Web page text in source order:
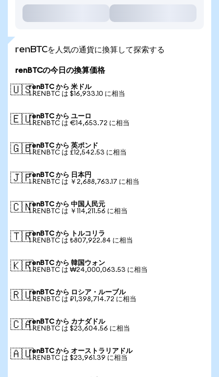
renBTCを人気の通貨に換算して探索する
renBTCの今日の換算価格
🇺🇸renBTC から 米ドル
1 RENBTC は $16,933.10 に相当
🇪🇺renBTC から ユーロ
1 RENBTC は €14,653.72 に相当
🇬🇧renBTC から 英ポンド
1 RENBTC は £12,542.53 に相当
🇯🇵renBTC から 日本円
1 RENBTC は ￥2,688,763.17 に相当
🇨🇳renBTC から 中国人民元
1 RENBTC は ￥114,211.56 に相当
🇹🇷renBTC から トルコリラ
1 RENBTC は ₺807,922.84 に相当
🇰🇷renBTC から 韓国ウォン
1 RENBTC は ₩24,000,063.53 に相当
🇷🇺renBTC から ロシア・ルーブル
1 RENBTC は ₽1,398,714.72 に相当
🇨🇦renBTC から カナダドル
1 RENBTC は $23,604.56 に相当
🇦🇺renBTC から オーストラリアドル
1 RENBTC は $23,961.39 に相当